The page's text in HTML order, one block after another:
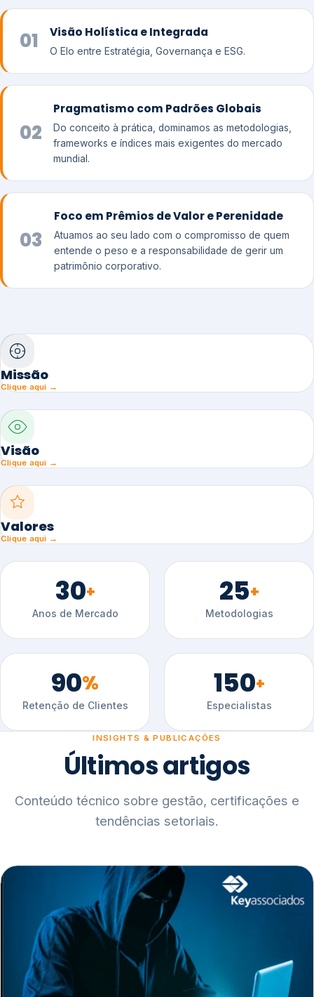
01 Visão Holística e Integrada
O Elo entre Estratégia, Governança e ESG.
02
Pragmatismo com Padrões Globais
Do conceito à prática, dominamos as metodologias,
frameworks e índices mais exigentes do mercado
mundial.
03
Foco em Prêmios de Valor e Perenidade
Atuamos ao seu lado com o compromisso de quem
entende o peso e a responsabilidade de gerir um
patrimônio corporativo.
Missão
Clique aqui →
Visão
Clique aqui →
Valores
Clique aqui →
30+
Anos de Mercado
25+
Metodologias
90%
Retenção de Clientes
150+
Especialistas
INSIGHTS & PUBLICAÇÕES
Últimos artigos
Conteúdo técnico sobre gestão, certificações e
tendências setoriais.